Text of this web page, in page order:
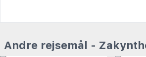
Andre rejsemål -